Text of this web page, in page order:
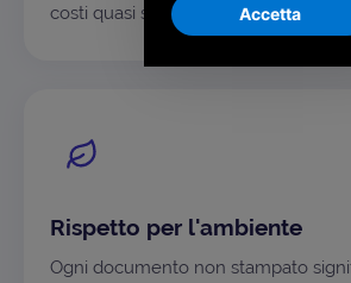
costi quasi solo variabili.
Rispetto per l'ambiente
Ogni documento non stampato
Accetta